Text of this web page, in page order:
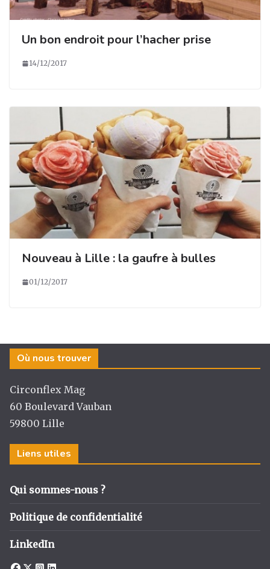
Un bon endroit pour l’hacher prise
14/12/2017
Nouveau à Lille : la gaufre à bulles
01/12/2017
Où nous trouver
Circonflex Mag
60 Boulevard Vauban
59800 Lille
Liens utiles
Qui sommes-nous ?
Politique de confidentialité
LinkedIn